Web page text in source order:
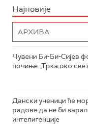
Најновије
Чувени Би-Би-Сијев
почиње „Трка око
Дански ученици ће
радове да не би
интелигенције